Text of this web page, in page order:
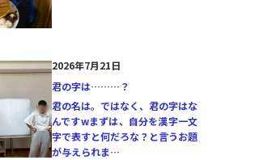
2026年7月21日
君の字は………？
君の名は。ではなく、君の字はな
んですwまずは、自分を漢字一文
字で表すと何だろな？と言うお題
が与えられま…